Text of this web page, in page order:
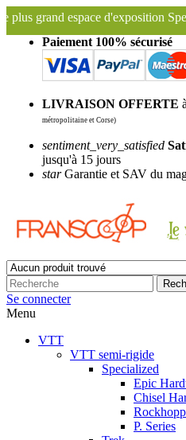
grand espace d'exposition
Paiement 100% sécurisé
LIVRAISON OFFERTE
métropolitaine et Corse)
sentiment_very_satisfied
jusqu'à 15 jours
starGarantie et SAV du
Se connecter
Menu
VTT
VTT semi-rigide
Specialized
Epic
Chisel
P. Series